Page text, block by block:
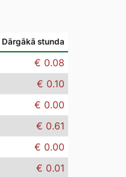
Dārgākā stunda
€ 0.08
€ 0.10
€ 0.00
€ 0.61
€ 0.00
€ 0.01